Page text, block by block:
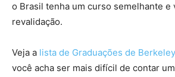
o Brasil tenha um curso semelhante e
revalidação.
Veja a lista de Graduações de Berkeley
você acha ser mais difícil de contar